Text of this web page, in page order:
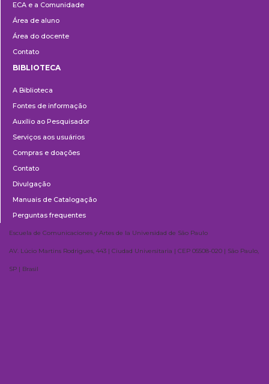
ECA e a Comunidade
Área de aluno
Área do docente
Contato
BIBLIOTECA
A Biblioteca
Fontes de informação
Auxílio ao Pesquisador
Serviços aos usuários
Compras e doações
Contato
Divulgação
Manuais de Catalogação
Perguntas frequentes
Escuela de Comunicaciones y Artes de la Universidad de São Paulo
AV. Lúcio Martins Rodrigues, 443 | Ciudad Universitaria | CEP 05508-020 | São Paulo,
SP | Brasil